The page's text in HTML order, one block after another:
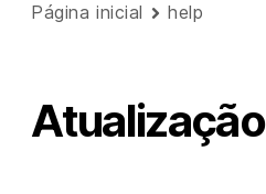
Página inicial help
Atualização